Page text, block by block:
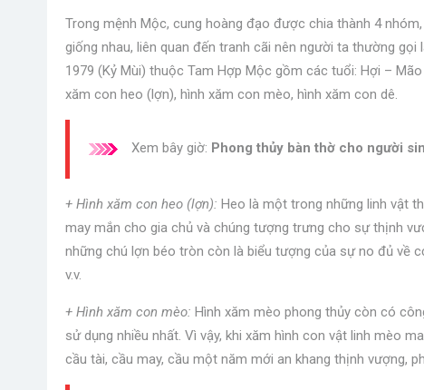
Trong mệnh Mộc, cung hoàng đạo được chia thành 4
giống nhau, liên quan đến tranh cãi nên người ta thường
1979 (Kỷ Mùi) thuộc Tam Hợp Mộc gồm các tuổi: Hợi –
xăm con heo (lợn), hình xăm con mèo, hình xăm con dê.
Xem bây giờ: Phong thủy bàn thờ cho người
+ Hình xăm con heo (lợn): Heo là một trong những linh vật
may mắn cho gia chủ và chúng tượng trưng cho sự thịnh
những chú lợn béo tròn còn là biểu tượng của sự no đủ về
v.v.
+ Hình xăm con mèo: Hình xăm mèo phong thủy còn có
sử dụng nhiều nhất. Vì vậy, khi xăm hình con vật linh mèo
cầu tài, cầu may, cầu một năm mới an khang thịnh vượng,